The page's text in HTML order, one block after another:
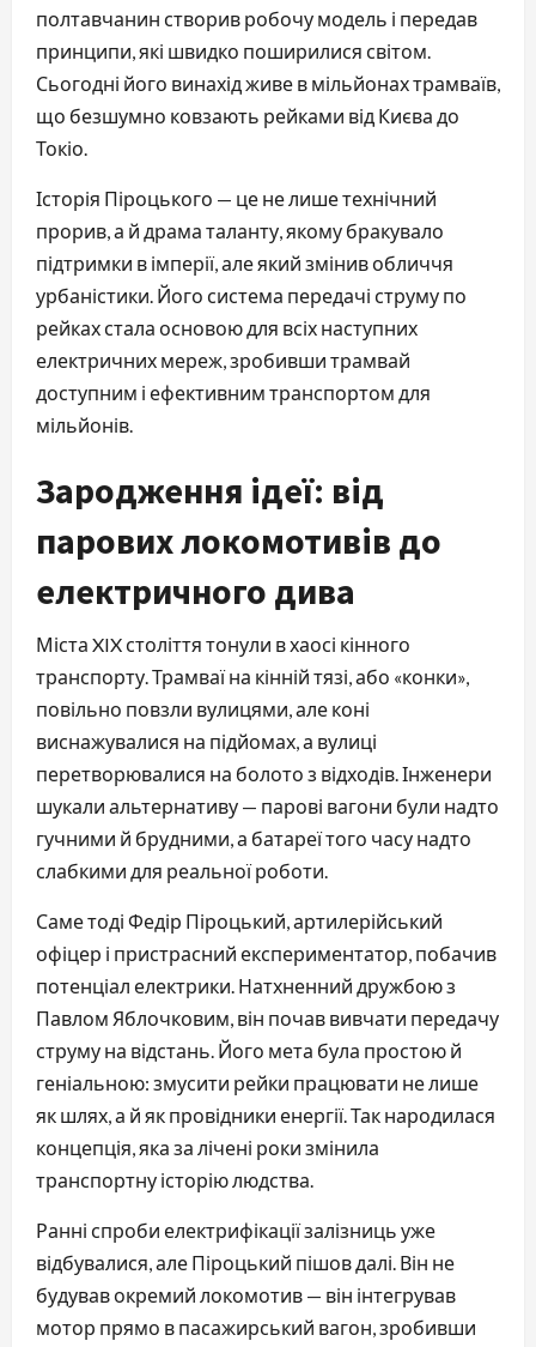
полтавчанин створив робочу модель і передав
принципи, які швидко поширилися світом.
Сьогодні його винахід живе в мільйонах трамваїв,
що безшумно ковзають рейками від Києва до
Токіо.
Історія Піроцького — це не лише технічний
прорив, а й драма таланту, якому бракувало
підтримки в імперії, але який змінив обличчя
урбаністики. Його система передачі струму по
рейках стала основою для всіх наступних
електричних мереж, зробивши трамвай
доступним і ефективним транспортом для
мільйонів.
Зародження ідеї: від
парових локомотивів до
електричного дива
Міста XIX століття тонули в хаосі кінного
транспорту. Трамваї на кінній тязі, або «конки»,
повільно повзли вулицями, але коні
виснажувалися на підйомах, а вулиці
перетворювалися на болото з відходів. Інженери
шукали альтернативу — парові вагони були надто
гучними й брудними, а батареї того часу надто
слабкими для реальної роботи.
Саме тоді Федір Піроцький, артилерійський
офіцер і пристрасний експериментатор, побачив
потенціал електрики. Натхненний дружбою з
Павлом Яблочковим, він почав вивчати передачу
струму на відстань. Його мета була простою й
геніальною: змусити рейки працювати не лише
як шлях, а й як провідники енергії. Так народилася
концепція, яка за лічені роки змінила
транспортну історію людства.
Ранні спроби електрифікації залізниць уже
відбувалися, але Піроцький пішов далі. Він не
будував окремий локомотив — він інтегрував
мотор прямо в пасажирський вагон, зробивши